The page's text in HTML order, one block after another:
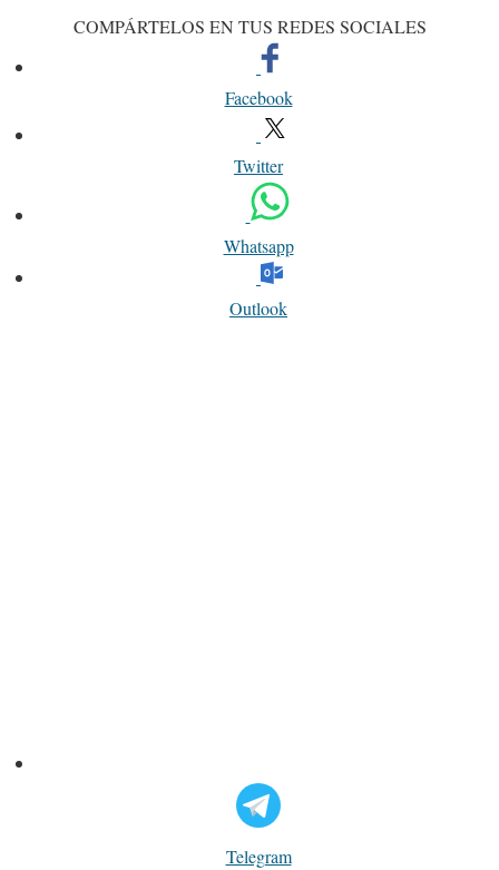
COMPÁRTELOS EN TUS REDES SOCIALES
Facebook
Twitter
Whatsapp
Outlook
Telegram